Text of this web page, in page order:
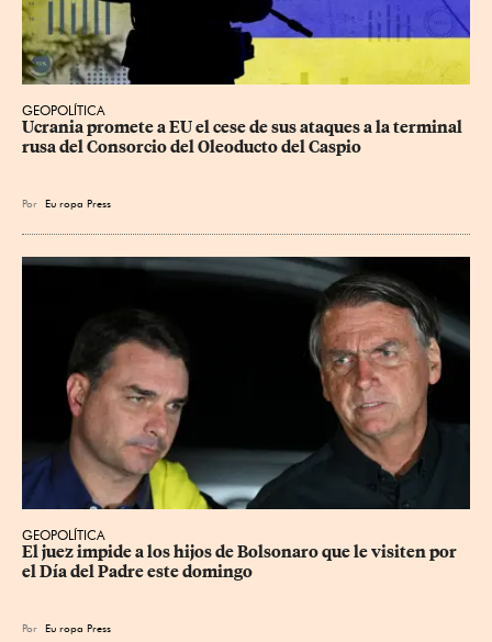
GEOPOLÍTICA
Ucrania promete a EU el cese de sus ataques a la terminal
rusa del Consorcio del Oleoducto del Caspio
Por Eu ropa Press
GEOPOLÍTICA
El juez impide a los hijos de Bolsonaro que le visiten por
el Día del Padre este domingo
Por Eu ropa Press